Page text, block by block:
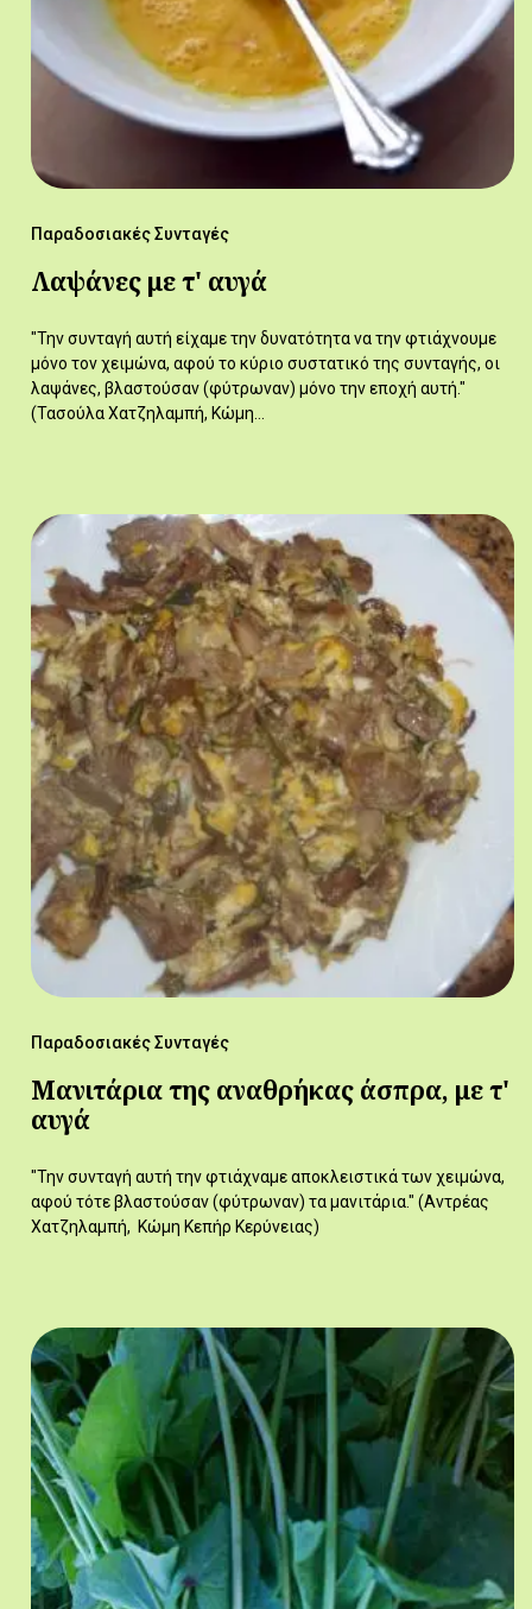
Παραδοσιακές Συνταγές
Λαψάνες με τ' αυγά
"Την συνταγή αυτή είχαμε την δυνατότητα να την φτιάχνουμε
μόνο τον χειμώνα, αφού το κύριο συστατικό της συνταγής, οι
λαψάνες, βλαστούσαν (φύτρωναν) μόνο την εποχή αυτή."
(Τασούλα Χατζηλαμπή, Κώμη…
Παραδοσιακές Συνταγές
Μανιτάρια της αναθρήκας άσπρα, με τ'
αυγά
"Την συνταγή αυτή την φτιάχναμε αποκλειστικά των χειμώνα,
αφού τότε βλαστούσαν (φύτρωναν) τα μανιτάρια." (Αντρέας
Χατζηλαμπή, Κώμη Κεπήρ Κερύνειας)